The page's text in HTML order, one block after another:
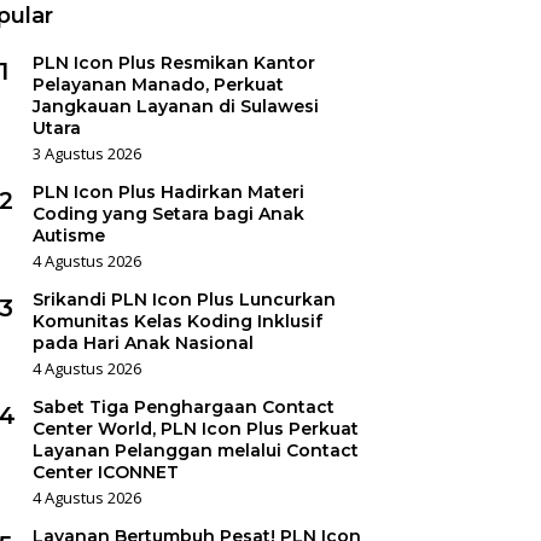
PLN Icon Plus Resmikan Kantor
Pelayanan Manado, Perkuat
Jangkauan Layanan di Sulawesi
Utara
3 Agustus 2026
PLN Icon Plus Hadirkan Materi
Coding yang Setara bagi Anak
Autisme
4 Agustus 2026
Srikandi PLN Icon Plus Luncurkan
Komunitas Kelas Koding Inklusif
pada Hari Anak Nasional
4 Agustus 2026
Sabet Tiga Penghargaan Contact
Center World, PLN Icon Plus Perkuat
Layanan Pelanggan melalui Contact
Center ICONNET
4 Agustus 2026
Layanan Bertumbuh Pesat! PLN Icon